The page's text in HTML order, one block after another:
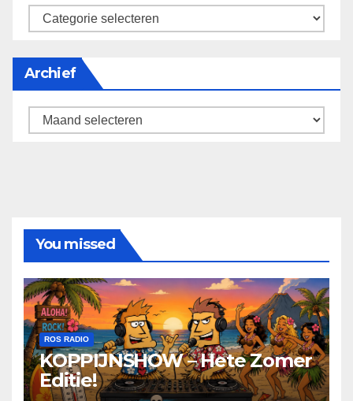
categorieën
Archief
Archief
You missed
ROS RADIO
KOPPIJNSHOW – Hete Zomer
Editie!